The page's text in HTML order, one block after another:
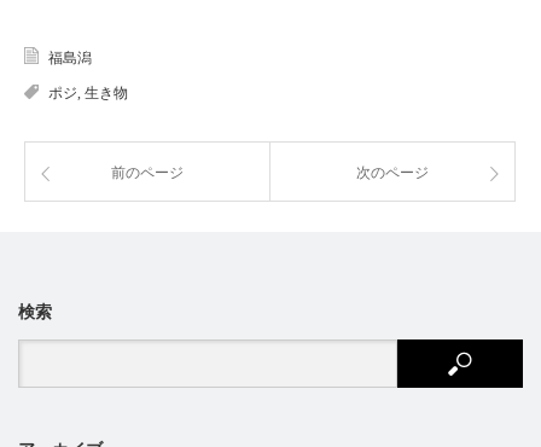
福島潟
ポジ, 生き物
前のページ 次のページ
検索